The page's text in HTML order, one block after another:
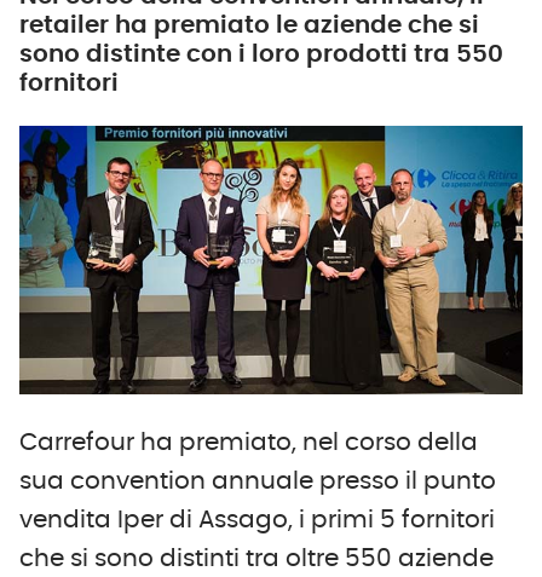
retailer ha premiato le aziende che si
sono distinte con i loro prodotti tra 550
fornitori
Carrefour ha premiato, nel corso della
sua convention annuale presso il punto
vendita Iper di Assago, i primi 5 fornitori
che si sono distinti tra oltre 550 aziende